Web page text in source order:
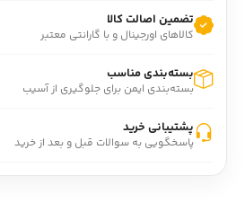
مجموعه داستان «هيچ‌کس مثل تو مال
فرزانه سالمي در نشر چشمه منتشر شده
فيلمنامه‌نويس، خواننده، بازيگر،
امريکايي.
تضمین اصالت کالا
کالاهای اورجینال و با گارانتی معتبر
بسته‌بندی مناسب
بسته‌بندی ایمن برای جلوگیری از آسیب
پشتیبانی خرید
پاسخگویی به سوالات قبل و بعد از خرید